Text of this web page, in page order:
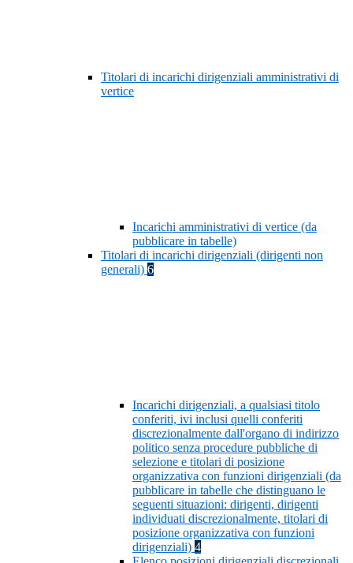
Titolari di incarichi dirigenziali amministrativi di
vertice
Incarichi amministrativi di vertice (da
pubblicare in tabelle)
Titolari di incarichi dirigenziali (dirigenti non
generali) 6
Incarichi dirigenziali, a qualsiasi titolo
conferiti, ivi inclusi quelli conferiti
discrezionalmente dall'organo di indirizzo
politico senza procedure pubbliche di
selezione e titolari di posizione
organizzativa con funzioni dirigenziali (da
pubblicare in tabelle che distinguano le
seguenti situazioni: dirigenti, dirigenti
individuati discrezionalmente, titolari di
posizione organizzativa con funzioni
dirigenziali) 4